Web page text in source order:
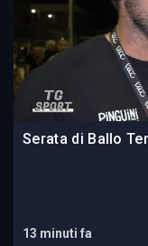
Serata di Ballo
13 minuti fa